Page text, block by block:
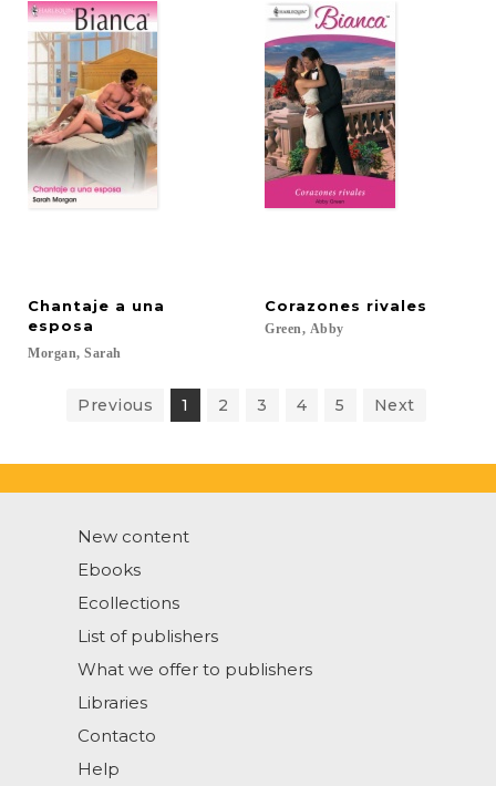
Chantaje a una
esposa
Morgan, Sarah
Corazones rivales
Green, Abby
Previous 1 2 3 4 5 Next
New content
Ebooks
Ecollections
List of publishers
What we offer to publishers
Libraries
Contacto
Help